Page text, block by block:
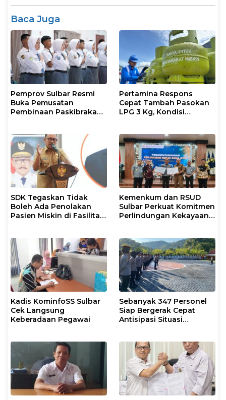
Baca Juga
Pemprov Sulbar Resmi
Buka Pemusatan
Pembinaan Paskibraka
Pertamina Respons
Cepat Tambah Pasokan
LPG 3 Kg, Kondisi
SDK Tegaskan Tidak
Boleh Ada Penolakan
Pasien Miskin di Fasilitas
Kemenkum dan RSUD
Sulbar Perkuat Komitmen
Perlindungan Kekayaan
Kadis KominfoSS Sulbar
Cek Langsung
Keberadaan Pegawai
Sebanyak 347 Personel
Siap Bergerak Cepat
Antisipasi Situasi